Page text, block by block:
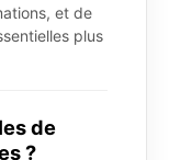
et de
plus
de
?